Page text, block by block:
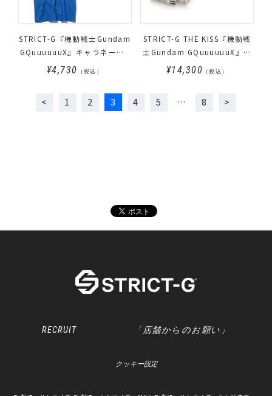
STRICT-G『機動戦士Gundam
GQuuuuuuX』キャラネームT
シャツ シュウジ柄
¥4,730 （税込）
STRICT-G THE KISS『機動戦
士Gundam GQuuuuuuX』ア
マテ・ユズリハ(マチュ) シル
¥14,300 （税込）
1 2 3 4 5 … 8
RECRUIT 「店舗からのお願い」
クッキー設定